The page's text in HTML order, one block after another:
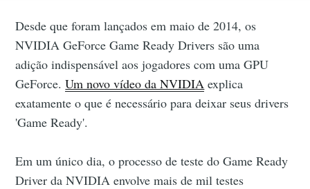
Desde que foram lançados em maio de 2014, os
NVIDIA GeForce Game Ready Drivers são uma
adição indispensável aos jogadores com uma GPU
GeForce.Um novo vídeo da NVIDIA explica
exatamente o que é necessário para deixar seus drivers
'Game Ready'.
Em um único dia, o processo de teste do Game Ready
Driver da NVIDIA envolve mais de mil testes